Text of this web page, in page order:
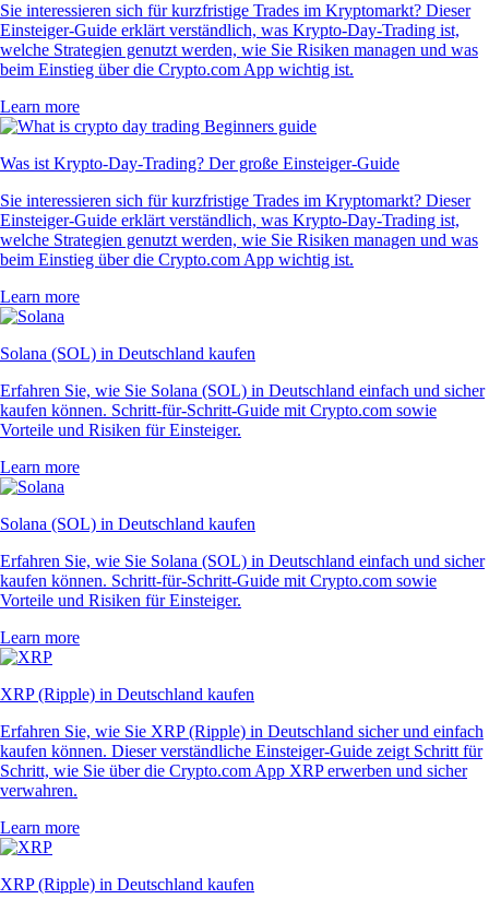
Sie interessieren sich für kurzfristige Trades im Kryptomarkt? Dieser
Einsteiger-Guide erklärt verständlich, was Krypto-Day-Trading ist,
welche Strategien genutzt werden, wie Sie Risiken managen und was
beim Einstieg über die Crypto.com App wichtig ist.
Learn more
Was ist Krypto-Day-Trading? Der große Einsteiger-Guide
Sie interessieren sich für kurzfristige Trades im Kryptomarkt? Dieser
Einsteiger-Guide erklärt verständlich, was Krypto-Day-Trading ist,
welche Strategien genutzt werden, wie Sie Risiken managen und was
beim Einstieg über die Crypto.com App wichtig ist.
Learn more
Solana (SOL) in Deutschland kaufen
Erfahren Sie, wie Sie Solana (SOL) in Deutschland einfach und sicher
kaufen können. Schritt-für-Schritt-Guide mit Crypto.com sowie
Vorteile und Risiken für Einsteiger.
Learn more
Solana (SOL) in Deutschland kaufen
Erfahren Sie, wie Sie Solana (SOL) in Deutschland einfach und sicher
kaufen können. Schritt-für-Schritt-Guide mit Crypto.com sowie
Vorteile und Risiken für Einsteiger.
Learn more
XRP (Ripple) in Deutschland kaufen
Erfahren Sie, wie Sie XRP (Ripple) in Deutschland sicher und einfach
kaufen können. Dieser verständliche Einsteiger-Guide zeigt Schritt für
Schritt, wie Sie über die Crypto.com App XRP erwerben und sicher
verwahren.
Learn more
XRP (Ripple) in Deutschland kaufen